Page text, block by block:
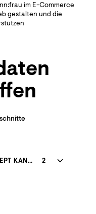
im E-Commerce
gestalten und die
WAS DU NACH DIESEM KONZEPT KANNST 2